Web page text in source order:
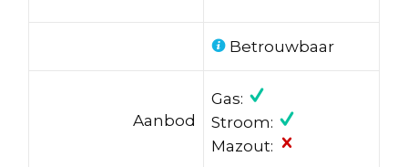
Betrouwbaar
Aanbod
Gas:
Stroom:
Mazout: